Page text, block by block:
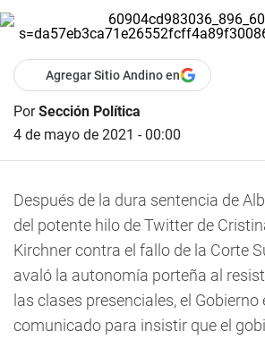
Agregar Sitio Andino en
PorSección Política
4 de mayo de 2021 - 00:00
Después de la dura sentencia de
del potente hilo de Twitter de
Kirchner contra el fallo de la Corte
avaló la autonomía porteña al
las clases presenciales, el
comunicado para insistir que el